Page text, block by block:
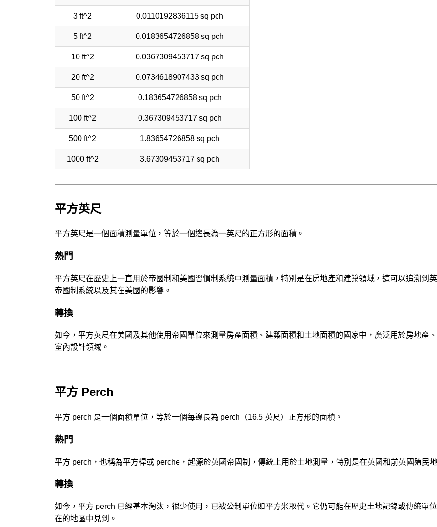
3 ft^2 0.0110192836115 sq pch
5 ft^2 0.0183654726858 sq pch
10 ft^2 0.0367309453717 sq pch
20 ft^2 0.0734618907433 sq pch
50 ft^2 0.183654726858 sq pch
100 ft^2 0.367309453717 sq pch
500 ft^2 1.83654726858 sq pch
1000 ft^2 3.67309453717 sq pch
平方英尺
平方英尺是一個面積測量單位，等於一個邊長為一英尺的正方形的面積。
熱門
平方英尺在歷史上一直用於帝國制和美國習慣制系統中測量面積，特別是在房地產和建築領域，這可以追溯到
帝國制系統以及其在美國的影響。
轉換
如今，平方英尺在美國及其他使用帝國單位來測量房產面積、建築面積和土地面積的國家中，廣泛用於房地產
室內設計領域。
平方 Perch
平方 perch 是一個面積單位，等於一個每邊長為 perch（16.5 英尺）正方形的面積。
熱門
平方 perch，也稱為平方桿或 perche，起源於英國帝國制，傳統上用於土地測量，特別是在英國和前英國殖民地
轉換
如今，平方 perch 已經基本淘汰，很少使用，已被公制單位如平方米取代。它仍可能在歷史土地記錄或傳統單
在的地區中見到。